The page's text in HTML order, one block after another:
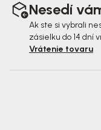
Nesedí
Ak ste si vybrali
zásielku do 14 dní
Vrátenie tovaru